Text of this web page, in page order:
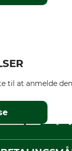
til at anmelde